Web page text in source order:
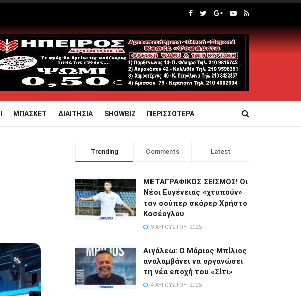
ΜΠΑΣΚΕΤ ΔΙΑΙΤΗΣΙΑ SHOWBIZ ΠΕΡΙΣΣΟΤΕΡΑ
Trending Comments Latest
ΜΕΤΑΓΡΑΦΙΚΟΣ ΣΕΙΣΜΟΣ! Οι
Νέοι Ευγένειας «χτυπούν»
τον σούπερ σκόρερ Χρήστο
Κοσέογλου
3 ΑΥΓΟΎΣΤΟΥ, 2026
Αιγάλεω: Ο Μάριος Μπίλιος
αναλαμβάνει να οργανώσει
τη νέα εποχή του «Σίτι»
4 ΑΥΓΟΎΣΤΟΥ, 2026